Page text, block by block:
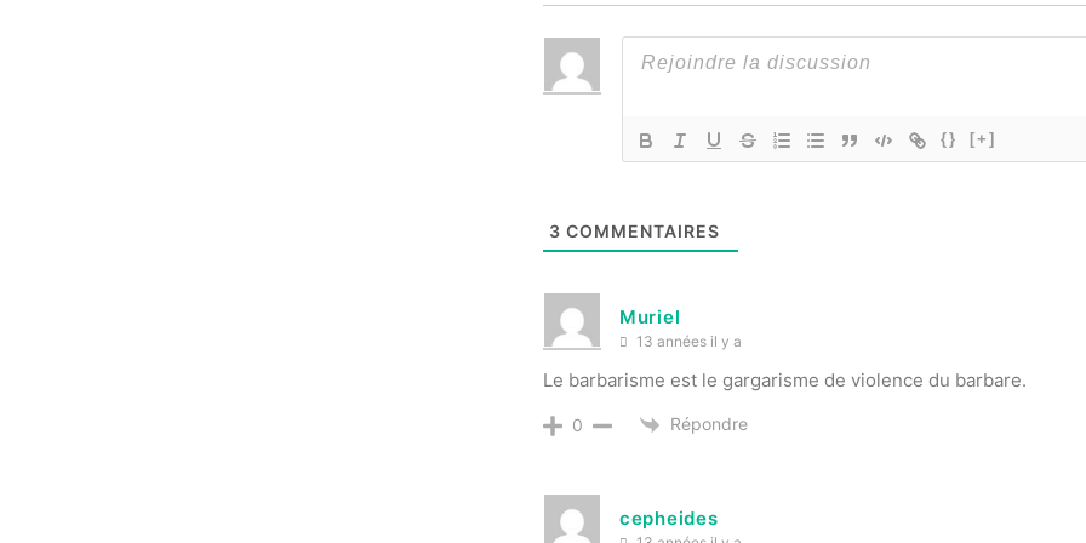
{} [+]
3 COMMENTAIRES
Muriel
13 années il y a
Le barbarisme est le gargarisme de violence du barbare.
0 Répondre
cepheides